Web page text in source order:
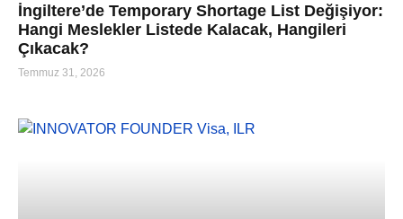
İngiltere’de Temporary Shortage List Değişiyor:
Hangi Meslekler Listede Kalacak, Hangileri
Çıkacak?
Temmuz 31, 2026